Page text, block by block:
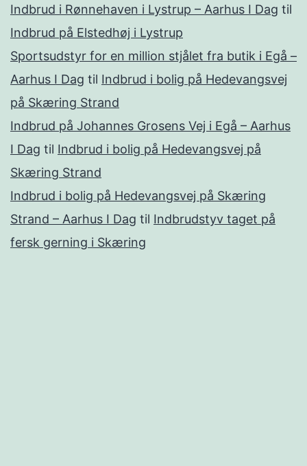
Indbrud i Rønnehaven i Lystrup – Aarhus I Dag til
Indbrud på Elstedhøj i Lystrup
Sportsudstyr for en million stjålet fra butik i Egå –
Aarhus I Dag til Indbrud i bolig på Hedevangsvej
på Skæring Strand
Indbrud på Johannes Grosens Vej i Egå – Aarhus
I Dag til Indbrud i bolig på Hedevangsvej på
Skæring Strand
Indbrud i bolig på Hedevangsvej på Skæring
Strand – Aarhus I Dag til Indbrudstyv taget på
fersk gerning i Skæring